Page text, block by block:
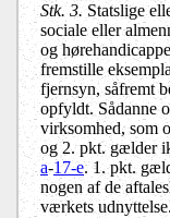
Stk. 3. Statslige
sociale eller
og
fremstille
fjernsyn, såfremt
opfyldt. Sådanne
virksomhed, som
og 2. pkt. gælder
a-17-e. 1. pkt.
nogen af de
værkets udnyttelse.